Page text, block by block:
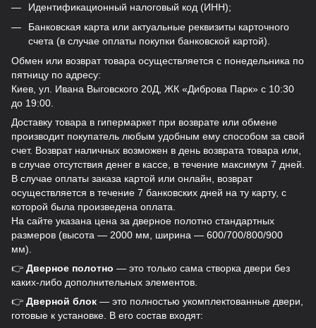
Идентификационный налоговый код (ИНН);
Банковская карта или актуальные реквизиты карточного
счета (в случае оплаты покупки банковской картой).
Обмен или возврат товара осуществляется с понедельника по
пятницу по адресу:
Киев, ул. Ивана Выговского 20Д, ЖК «Диброва Парк» с 10:30
до 19:00.
Доставку товара в гипермаркет при возврате или обмене
производит покупатель любым удобным ему способом за свой
счет. Возврат наличных возможен в день возврата товара или,
в случае отсутствия денег в кассе, в течение максимум 7 дней.
В случае оплаты заказа картой или онлайн, возврат
осуществляется в течение 7 банковских дней на ту карту, с
которой была произведена оплата.
На сайте указана цена за дверное полотно стандартных
размеров (высота — 2000 мм, ширина — 600/700/800/900
мм).
👉 Дверное полотно — это только сама створка двери без
каких-либо дополнительных элементов.
👉 Дверной блок — это полностью укомплектованные двери,
готовые к установке. В его состав входят: